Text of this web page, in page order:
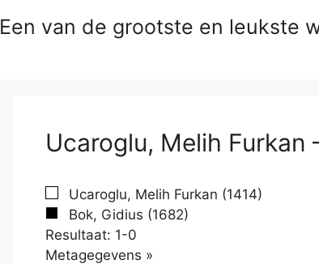
Een van de grootste en leukste
Ucaroglu, Melih Furkan
Ucaroglu, Melih Furkan (1414)
Bok, Gidius (1682)
Resultaat: 1-0
Metagegevens »